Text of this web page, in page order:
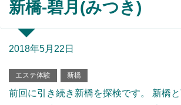
新橋-碧月(みつき)
2018年5月22日
エステ体験 新橋
前回に引き続き新橋を探検です。 新橋